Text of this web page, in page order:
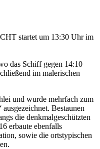
startet um 13:30 Uhr im
das Schiff gegen 14:10
im malerischen
und wurde mehrfach zum
Bestaunen
die denkmalgeschützten
erbaute ebenfalls
sowie die ortstypischen